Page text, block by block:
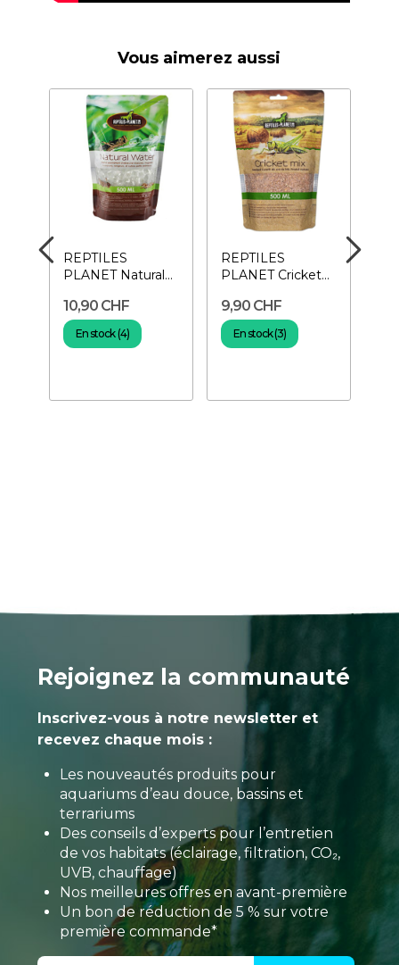
Vous aimerez aussi
REPTILES
PLANET Natural
Eau en gelée
pour...
10,90 CHF
En stock (4)
REPTILES
PLANET Cricket
Nourriture pour
insectes
9,90 CHF
En stock (3)
Rejoignez la communauté
Inscrivez-vous à notre newsletter et
recevez chaque mois :
Les nouveautés produits pour
aquariums d’eau douce, bassins et
terrariums
Des conseils d’experts pour l’entretien
de vos habitats (éclairage, filtration, CO₂,
UVB, chauffage)
Nos meilleures offres en avant-première
Un bon de réduction de 5 % sur votre
première commande*